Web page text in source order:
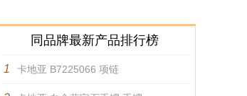
同品牌最新产品排行榜
1 卡地亚 B7225066 项链